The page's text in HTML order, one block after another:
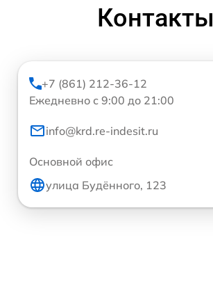
Контакты
+7 (861) 212-36-12
Ежедневно с 9:00 до 21:00
info@krd.re-indesit.ru
Основной офис
улица Будённого, 123